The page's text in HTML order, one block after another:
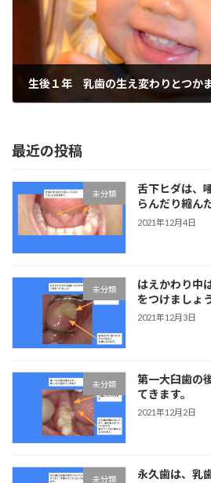
生後１年 乳歯の生え変わりとつか
最近の投稿
未分類
舌下ヒダは、
らんだり縮ん
2021年12月4日
未分類
はえかわり中
をつけましょう
2021年12月3日
未分類
第一大臼歯の
てきます。
2021年12月2日
未分類
永久歯は、乳